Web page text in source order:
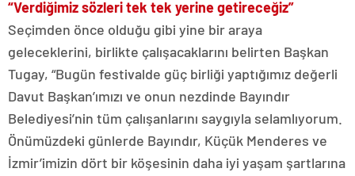
“Verdiğimiz sözleri tek tek yerine getireceğiz”
Seçimden önce olduğu gibi yine bir araya
geleceklerini, birlikte çalışacaklarını belirten Başkan
Tugay, “Bugün festivalde güç birliği yaptığımız değerli
Davut Başkan’ımızı ve onun nezdinde Bayındır
Belediyesi’nin tüm çalışanlarını saygıyla selamlıyorum.
Önümüzdeki günlerde Bayındır, Küçük Menderes ve
İzmir’imizin dört bir köşesinin daha iyi yaşam şartlarına